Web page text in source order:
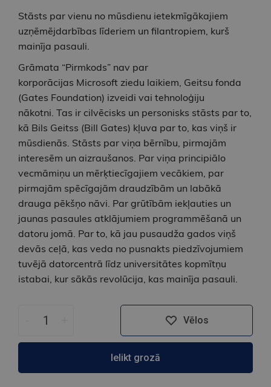
Stāsts par vienu no mūsdienu ietekmīgākajiem
uzņēmējdarbības līderiem un filantropiem, kurš
mainīja pasauli.
Grāmata “Pirmkods” nav par
korporācijas Microsoft ziedu laikiem, Geitsu fonda
(Gates Foundation) izveidi vai tehnoloģiju
nākotni. Tas ir cilvēcisks un personisks stāsts par to,
kā Bils Geitss (Bill Gates) kļuva par to, kas viņš ir
mūsdienās. Stāsts par viņa bērnību, pirmajām
interesēm un aizraušanos. Par viņa principiālo
vecmāmiņu un mērķtiecīgajiem vecākiem, par
pirmajām spēcīgajām draudzībām un labākā
drauga pēkšņo nāvi. Par grūtībām iekļauties un
jaunas pasaules atklājumiem programmēšanā un
datoru jomā. Par to, kā jau pusaudža gados viņš
devās ceļā, kas veda no pusnakts piedzīvojumiem
tuvējā datorcentrā līdz universitātes kopmītņu
istabai, kur sākās revolūcija, kas mainīja pasauli.
Vēlos
Ielikt grozā